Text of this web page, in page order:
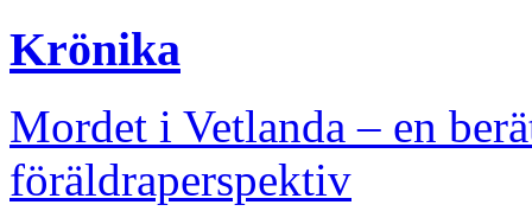
Krönika
Mordet i Vetlanda – en
föräldraperspektiv